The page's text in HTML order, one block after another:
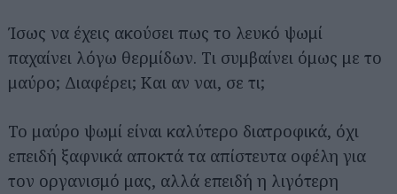
Ίσως να έχεις ακούσει πως το λευκό ψωμί
παχαίνει λόγω θερμίδων. Τι συμβαίνει όμως με το
μαύρο; Διαφέρει; Και αν ναι, σε τι;
Το μαύρο ψωμί είναι καλύτερο διατροφικά, όχι
επειδή ξαφνικά αποκτά τα απίστευτα οφέλη για
τον οργανισμό μας, αλλά επειδή η λιγότερη